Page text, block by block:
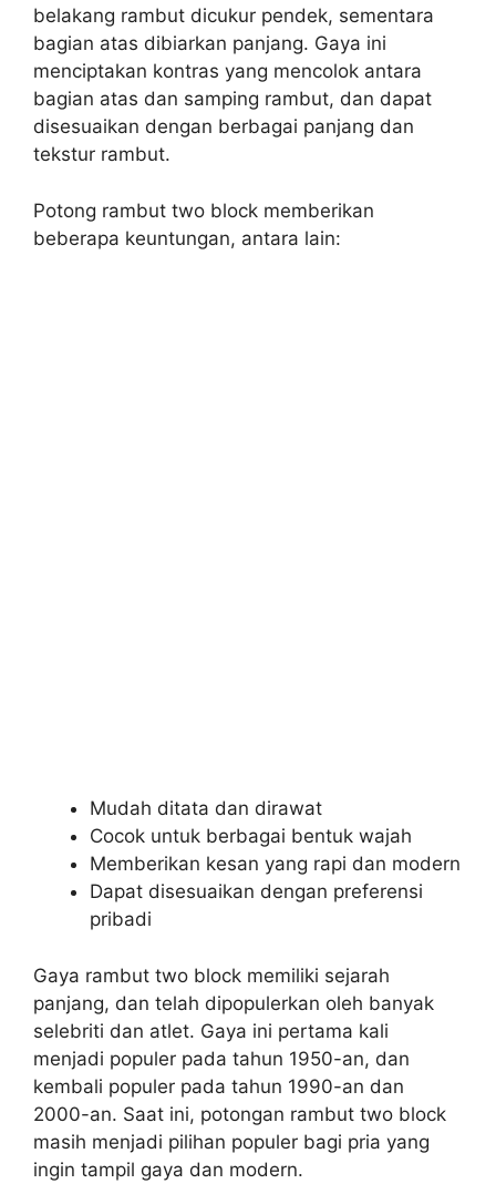
belakang rambut dicukur pendek, sementara
bagian atas dibiarkan panjang. Gaya ini
menciptakan kontras yang mencolok antara
bagian atas dan samping rambut, dan dapat
disesuaikan dengan berbagai panjang dan
tekstur rambut.
Potong rambut two block memberikan
beberapa keuntungan, antara lain:
Mudah ditata dan dirawat
Cocok untuk berbagai bentuk wajah
Memberikan kesan yang rapi dan modern
Dapat disesuaikan dengan preferensi
pribadi
Gaya rambut two block memiliki sejarah
panjang, dan telah dipopulerkan oleh banyak
selebriti dan atlet. Gaya ini pertama kali
menjadi populer pada tahun 1950-an, dan
kembali populer pada tahun 1990-an dan
2000-an. Saat ini, potongan rambut two block
masih menjadi pilihan populer bagi pria yang
ingin tampil gaya dan modern.